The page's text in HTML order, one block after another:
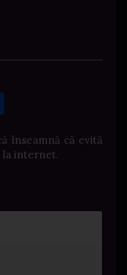
înseamnă că evită
la internet.